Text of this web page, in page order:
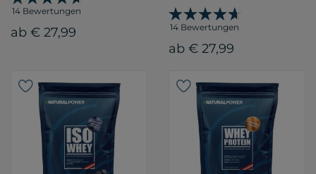
14 Bewertungen
ab € 27,99 14 Bewertungen
ab € 27,99